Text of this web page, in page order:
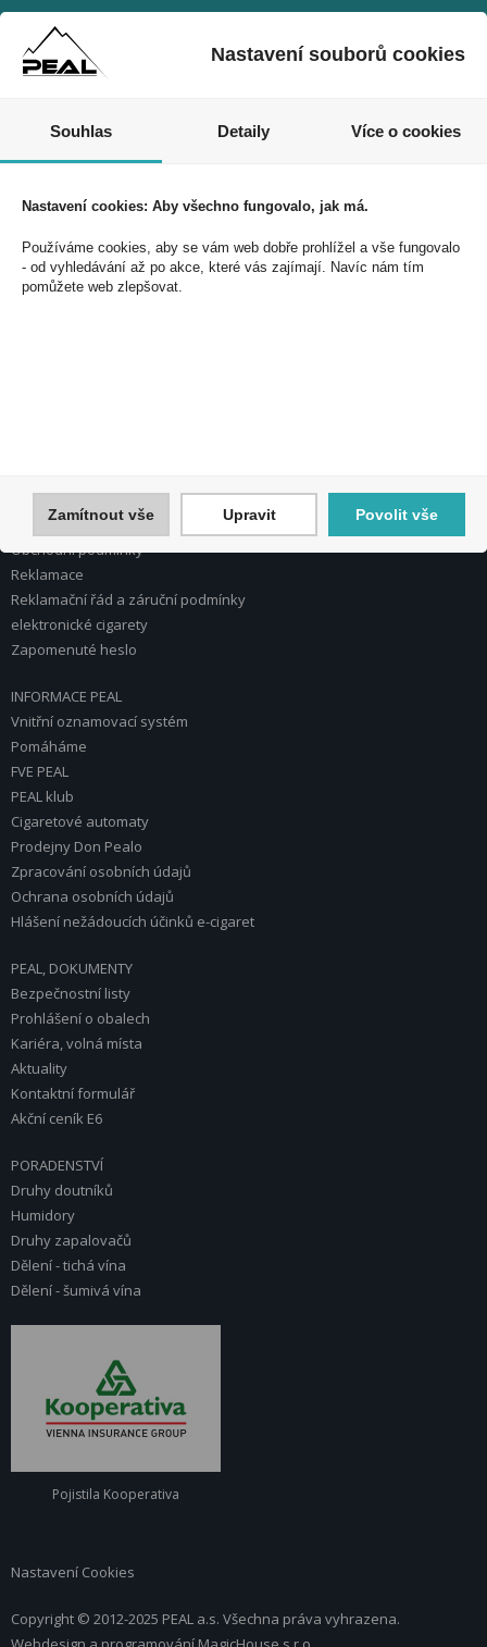
PEAL a.s.
U Plynárny 412/101
Přihlášení
Nápověda k registraci a nákupu
Obchodní podmínky
Reklamace
Reklamační řád a záruční podmínky
elektronické cigarety
Zapomenuté heslo
INFORMACE PEAL
Vnitřní oznamovací systém
Pomáháme
FVE PEAL
PEAL klub
Cigaretové automaty
Prodejny Don Pealo
Zpracování osobních údajů
Ochrana osobních údajů
Hlášení nežádoucích účinků e-cigaret
PEAL, DOKUMENTY
Bezpečnostní listy
Prohlášení o obalech
Kariéra, volná místa
Aktuality
Kontaktní formulář
Akční ceník E6
PORADENSTVÍ
Druhy doutníků
Humidory
Druhy zapalovačů
Dělení - tichá vína
Dělení - šumivá vína
Pojistila Kooperativa
Nastavení Cookies
Copyright © 2012-2025 PEAL a.s. Všechna práva vyhrazena.
Nastavení souborů cookies
Souhlas Detaily Více o cookies
Nastavení cookies: Aby všechno fungovalo, jak má.
Používáme cookies, aby se vám web dobře prohlížel a vše fungovalo
- od vyhledávání až po akce, které vás zajímají. Navíc nám tím
pomůžete web zlepšovat.
Zamítnout vše Upravit Povolit vše